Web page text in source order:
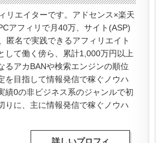
リエイターです。アドセンス×楽天
アフィリで月40万、サイト(ASP)
匿名で実践できるアフィリエイト
して働く傍ら、累計1,000万円以上
るアカBANや検索エンジンの順位
を目指して情報発信で稼ぐノウハ
績0の非ビジネス系のジャンルで初
りに、主に情報発信で稼ぐノウハ